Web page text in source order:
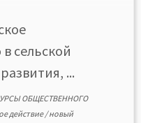
сельской
...
ОБЩЕСТВЕННОГО
действие/новый